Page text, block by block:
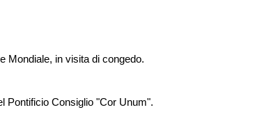
Mondiale, in visita di congedo.
Pontificio Consiglio "Cor Unum".